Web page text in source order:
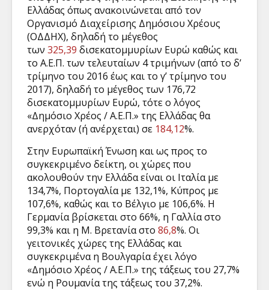
Ελλάδας όπως ανακοινώνεται από τον
Οργανισμό Διαχείρισης Δημόσιου Χρέους
(ΟΔΔΗΧ), δηλαδή το μέγεθος
των 325,39 δισεκατομμυρίων Ευρώ καθώς και
το Α.Ε.Π. των τελευταίων 4 τριμήνων (από το δ’
τρίμηνο του 2016 έως και το γ’ τρίμηνο του
2017), δηλαδή το μέγεθος των 176,72
δισεκατομμυρίων Ευρώ, τότε ο λόγος
«Δημόσιο Χρέος / Α.Ε.Π.» της Ελλάδας θα
ανερχόταν (ή ανέρχεται) σε 184,12%.
Στην Ευρωπαϊκή Ένωση και ως προς το
συγκεκριμένο δείκτη, οι χώρες που
ακολουθούν την Ελλάδα είναι οι Ιταλία με
134,7%, Πορτογαλία με 132,1%, Κύπρος με
107,6%, καθώς και το Βέλγιο με 106,6%. Η
Γερμανία βρίσκεται στο 66%, η Γαλλία στο
99,3% και η Μ. Βρετανία στο 86,8%. Οι
γειτονικές χώρες της Ελλάδας και
συγκεκριμένα η Βουλγαρία έχει λόγο
«Δημόσιο Χρέος / Α.Ε.Π.» της τάξεως του 27,7%
ενώ η Ρουμανία της τάξεως του 37,2%.